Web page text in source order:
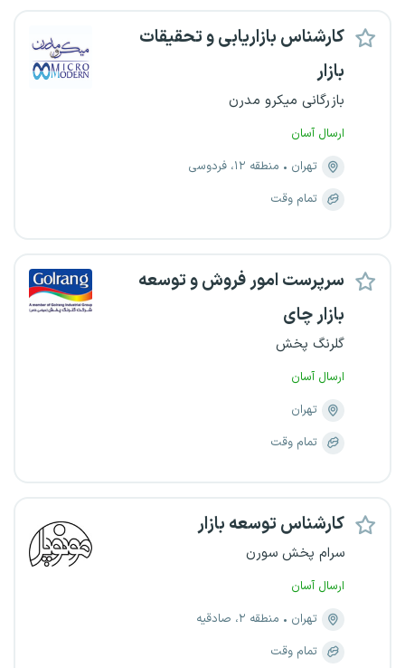
کارشناس بازاریابی و تحقیقات
بازار
بازرگانی میکرو مدرن
ارسال آسان
تهران
منطقه ۱۲، فردوسی
تمام وقت
سرپرست امور فروش و توسعه
بازار چای
گلرنگ پخش
ارسال آسان
تهران
تمام وقت
کارشناس توسعه بازار
سرام پخش سورن
ارسال آسان
تهران
منطقه ۲، صادقیه
تمام وقت